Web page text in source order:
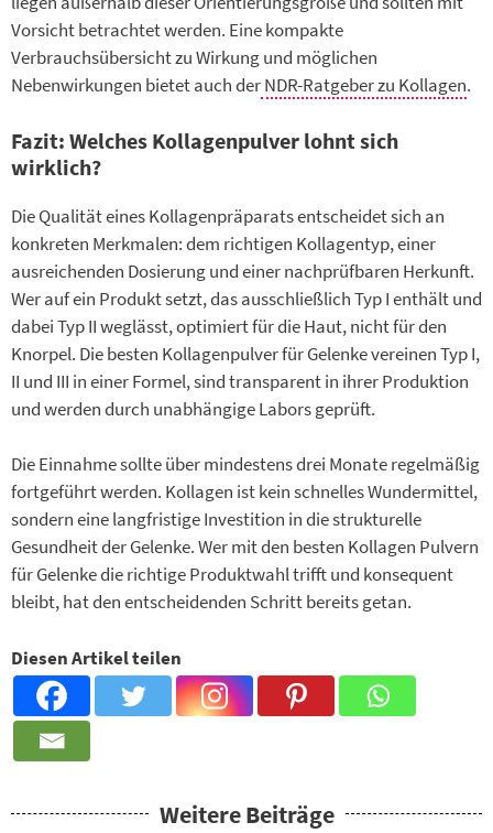
Vorsicht betrachtet werden. Eine kompakte
Verbrauchsübersicht zu Wirkung und möglichen
Nebenwirkungen bietet auch derNDR-Ratgeber zu Kollagen.
Fazit: Welches Kollagenpulver lohnt sich
wirklich?
Die Qualität eines Kollagenpräparats entscheidet sich an
konkreten Merkmalen: dem richtigen Kollagentyp, einer
ausreichenden Dosierung und einer nachprüfbaren Herkunft.
Wer auf ein Produkt setzt, das ausschließlich Typ I enthält und
dabei Typ II weglässt, optimiert für die Haut, nicht für den
Knorpel. Die besten Kollagenpulver für Gelenke vereinen Typ I,
II und III in einer Formel, sind transparent in ihrer Produktion
und werden durch unabhängige Labors geprüft.
Die Einnahme sollte über mindestens drei Monate regelmäßig
fortgeführt werden. Kollagen ist kein schnelles Wundermittel,
sondern eine langfristige Investition in die strukturelle
Gesundheit der Gelenke. Wer mit den besten Kollagen Pulvern
für Gelenke die richtige Produktwahl trifft und konsequent
bleibt, hat den entscheidenden Schritt bereits getan.
Diesen Artikel teilen
Weitere Beiträge